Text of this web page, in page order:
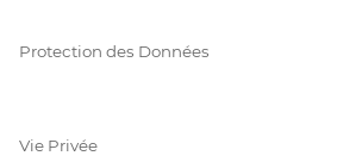
Protection des Données
Vie Privée